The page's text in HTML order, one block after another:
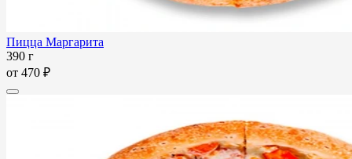
Пицца Маргарита
390 г
от 470 ₽